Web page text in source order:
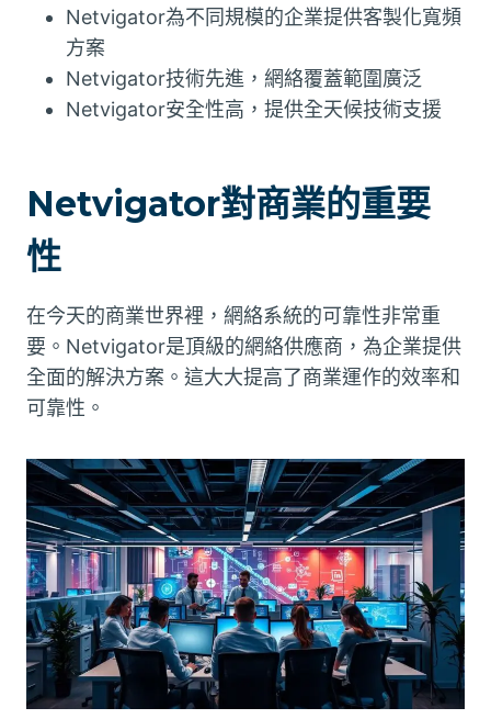
Netvigator為不同規模的企業提供客製化寬頻
方案
Netvigator技術先進，網絡覆蓋範圍廣泛
Netvigator安全性高，提供全天候技術支援
Netvigator對商業的重要
性
在今天的商業世界裡，網絡系統的可靠性非常重
要。Netvigator是頂級的網絡供應商，為企業提供
全面的解決方案。這大大提高了商業運作的效率和
可靠性。